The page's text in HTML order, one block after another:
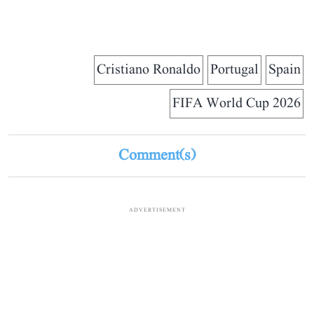
Spain
Portugal
Cristiano Ronaldo
FIFA World Cup 2026
Comment(s)
ADVERTISEMENT